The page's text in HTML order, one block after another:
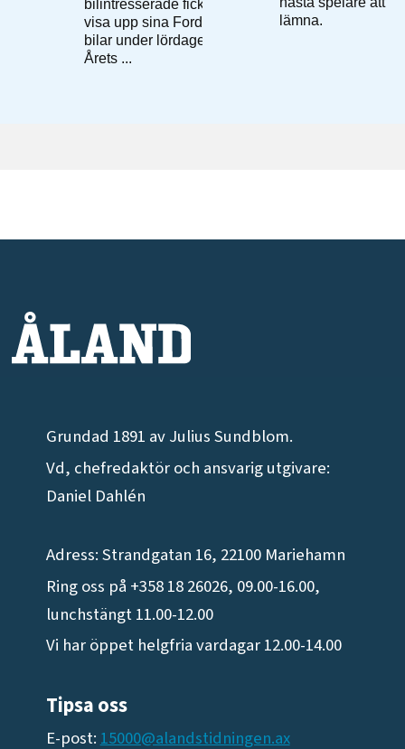
Grundad 1891 av Julius Sundblom.
Vd, chefredaktör och ansvarig utgivare:
Daniel Dahlén
Adress: Strandgatan 16, 22100 Mariehamn
Ring oss på +358 18 26026, 09.00-16.00,
lunchstängt 11.00-12.00
Vi har öppet helgfria vardagar 12.00-14.00
Tipsa oss
E-post: 15000@alandstidningen.ax